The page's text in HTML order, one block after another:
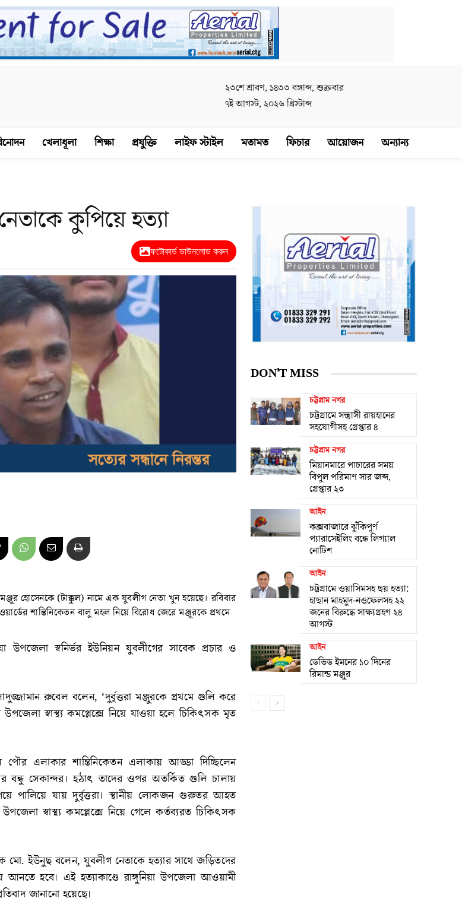
২৩শে শ্রাবণ, ১৪৩৩ বঙ্গাব্দ, শুক্রবার
৭ই আগস্ট, ২০২৬ খ্রিস্টাব্দ
খেলাধূলা শিক্ষা প্রযুক্তি লাইফ স্টাইল মতামত ফিচার আয়োজন অন্যান্য
কুপিয়ে হত্যা
ফটোকার্ড ডাউনলোড করুন
মঞ্জুর হোসেনকে (টাক্কুল) নামে এক যুবলীগ নেতা খুন হয়েছে। রবিবার
শান্তিনিকেতন বালু মহল নিয়ে বিরোধ জেরে মঞ্জুরকে প্রথমে
উপজেলা স্বনির্ভর ইউনিয়ন যুবলীগের সাবেক প্রচার ও
রুবেল বলেন, ‘দুর্বৃত্তরা মঞ্জুরকে প্রথমে গুলি করে
স্বাস্থ্য কমপ্লেক্সে নিয়ে যাওয়া হলে চিকিৎসক মৃত
পৌর এলাকার শান্তিনিকেতন এলাকায় আড্ডা দিচ্ছিলেন
সেকান্দর। হঠাৎ তাদের ওপর অতর্কিত গুলি চালায়
পালিয়ে যায় দুর্বৃত্তরা। স্থানীয় লোকজন গুরুতর আহত
স্বাস্থ্য কমপ্লেক্সে নিয়ে গেলে কর্তব্যরত চিকিৎসক
মো. ইউনুছ বলেন, যুবলীগ নেতাকে হত্যার সাথে জড়িতদের
হবে। এই হত্যাকাণ্ডে রাঙ্গুনিয়া উপজেলা আওয়ামী
জানানো হয়েছে।
DON'T MISS
চট্টগ্রাম নগর
চট্টগ্রামে সন্ত্রাসী রায়হানের
সহযোগীসহ গ্রেপ্তার ৪
চট্টগ্রাম নগর
মিয়ানমারে পাচারের সময়
বিপুল পরিমাণ সার জব্দ,
গ্রেপ্তার ২৩
আইন
কক্সবাজারে ঝুঁকিপূর্ণ
প্যারাসেইলিং বন্ধে লিগ্যাল
নোটিশ
আইন
চট্টগ্রামে ওয়াসিমসহ ছয় হত্যা:
হাছান মাহমুদ-নওফেলসহ ২২
জনের বিরুদ্ধে সাক্ষ্যগ্রহণ ২৪
আগস্ট
আইন
ডেভিড ইমনের ১০ দিনের
রিমান্ড মঞ্জুর